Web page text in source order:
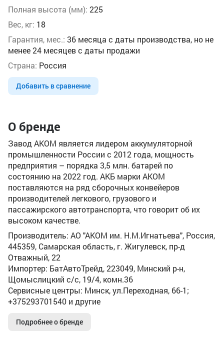
Полная высота (мм): 225
Вес, кг: 18
Гарантия, мес.: 36 месяца с даты производства, но не
менее 24 месяцев с даты продажи
Страна: Россия
Добавить в сравнение
О бренде
Завод АКОМ является лидером аккумуляторной
промышленности России с 2012 года, мощность
предприятия – порядка 3,5 млн. батарей по
состоянию на 2022 год. АКБ марки АКОМ
поставляются на ряд сборочных конвейеров
производителей легкового, грузового и
пассажирского автотранспорта, что говорит об их
высоком качестве.
Производитель: АО "АКОМ им. Н.М.Игнатьева", Россия,
445359, Самарская область, г. Жигулевск, пр-д
Отважный, 22
Импортер: БатАвтоТрейд, 223049, Минский р-н,
Щомыслицкий с/с, 19/4, комн.36
Сервисные центры: Минск, ул.Переходная, 66-1;
+375293701540 и другие
Подробнее о бренде